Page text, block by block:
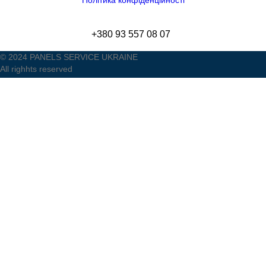
+380 93 557 08 07
© 2024 PANELS SERVICE UKRAINE
All righhts reserved